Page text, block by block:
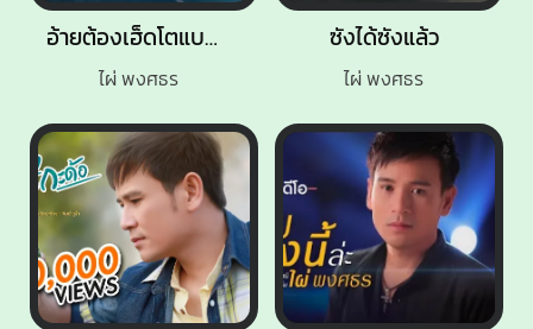
อ้ายต้องเฮ็ดโตแบบใด๋
ไผ่ พงศธร
ซังได้ซังแล้ว
ไผ่ พงศธร